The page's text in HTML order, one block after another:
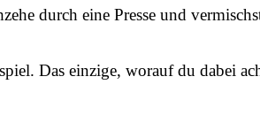
durch eine Presse und
Das einzige, worauf du dabei